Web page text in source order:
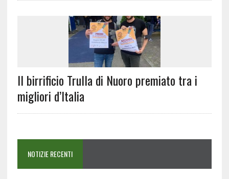
Il birrificio Trulla di Nuoro premiato tra i
migliori d’Italia
NOTIZIE RECENTI